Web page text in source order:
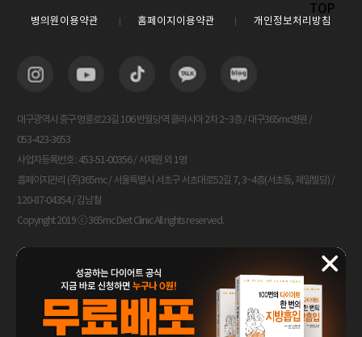
TOP
병의원이용약관 홈페이지이용약관 개인정보처리방침
대구광역시 중구 명륜로23길 106 반월당역 클라시아 2차 2~3층 / 대구365mc병원 /
053-423-3653
사업자등록번호 : 453-51-00356 / 서재원 외 1명
홈페이지관리 (주)365mc / 서울특별시 서초구 서초대로52길 7, 3~4층(서초동, 제일빌딩) /
120-87-04354 / 김남철
Copyright 2019 ⓒ 365mc Diet Clinic All rights reserved.